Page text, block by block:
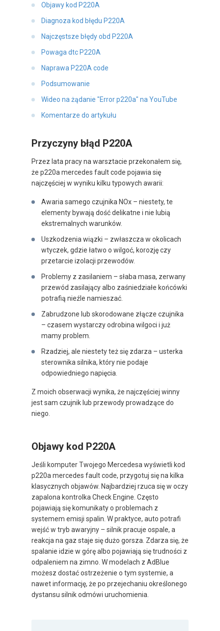
Objawy kod P220A
Diagnoza kod błędu P220A
Najczęstsze błędy obd P220A
Powaga dtc P220A
Naprawa P220A code
Podsumowanie
Wideo na żądanie "Error p220a" na YouTube
Komentarze do artykułu
Przyczyny błąd P220A
Przez lata pracy na warsztacie przekonałem się,
że p220a mercedes fault code pojawia się
najczęściej w wyniku kilku typowych awarii:
Awaria samego czujnika NOx – niestety, te
elementy bywają dość delikatne i nie lubią
ekstremalnych warunków.
Uszkodzenia wiązki – zwłaszcza w okolicach
wtyczek, gdzie łatwo o wilgoć, korozję czy
przetarcie izolacji przewodów.
Problemy z zasilaniem – słaba masa, zerwany
przewód zasilający albo zaśniedziałe końcówki
potrafią nieźle namieszać.
Zabrudzone lub skorodowane złącze czujnika
– czasem wystarczy odrobina wilgoci i już
mamy problem.
Rzadziej, ale niestety też się zdarza – usterka
sterownika silnika, który nie podaje
odpowiedniego napięcia.
Z moich obserwacji wynika, że najczęściej winny
jest sam czujnik lub przewody prowadzące do
niego.
Objawy kod P220A
Jeśli komputer Twojego Mercedesa wyświetli kod
p220a mercedes fault code, przygotuj się na kilka
klasycznych objawów. Najbardziej rzuca się w oczy
zapalona kontrolka Check Engine. Często
pojawiają się komunikaty o problemach z
systemem emisji spalin. W praktyce, auto potrafi
wejść w tryb awaryjny – silnik pracuje ospale, a
reakcja na gaz staje się dużo gorsza. Zdarza się, że
spalanie idzie w górę albo pojawiają się trudności z
odpaleniem na zimno. W modelach z AdBlue
możesz dostać ostrzeżenie o tym systemie, a
nawet informację, że po przejechaniu określonego
dystansu silnik odmówi uruchomienia.